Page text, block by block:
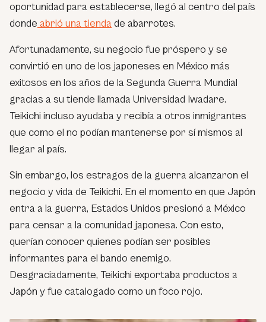
oportunidad para establecerse, llegó al centro del país
donde abrió una tienda de abarrotes.
Afortunadamente, su negocio fue próspero y se
convirtió en uno de los japoneses en México más
exitosos en los años de la Segunda Guerra Mundial
gracias a su tiende llamada Universidad Iwadare.
Teikichi incluso ayudaba y recibía a otros inmigrantes
que como el no podían mantenerse por sí mismos al
llegar al país.
Sin embargo, los estragos de la guerra alcanzaron el
negocio y vida de Teikichi. En el momento en que Japón
entra a la guerra, Estados Unidos presionó a México
para censar a la comunidad japonesa. Con esto,
querían conocer quienes podían ser posibles
informantes para el bando enemigo.
Desgraciadamente, Teikichi exportaba productos a
Japón y fue catalogado como un foco rojo.